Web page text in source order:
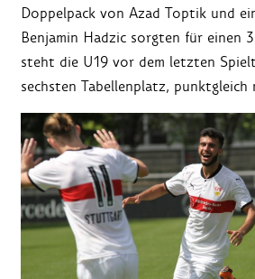
Doppelpack von Azad Toptik und
Benjamin Hadzic sorgten für einen
steht die U19 vor dem letzten
sechsten Tabellenplatz,